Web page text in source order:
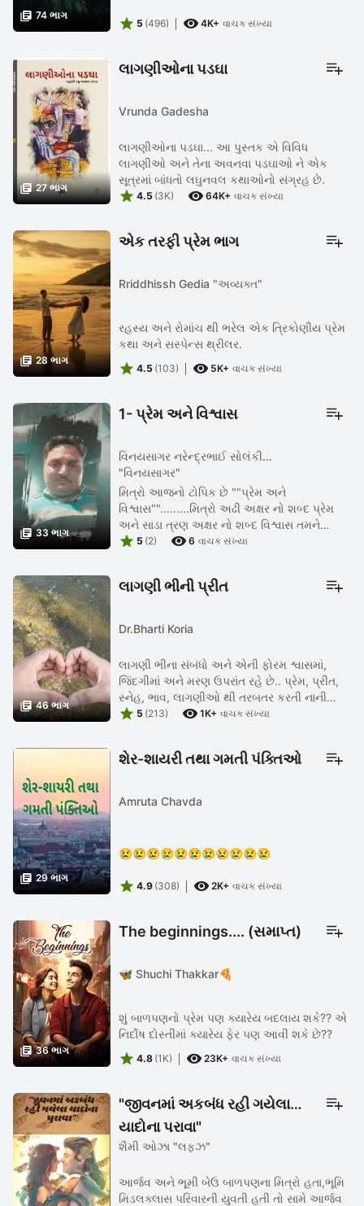
 74 ભાગ
 5 (496)  4K+ વાચક સંખ્યા
 27 ભાગ
લાગણીઓના પડઘા
Vrunda Gadesha
લાગણીઓના પડઘા... આ પુસ્તક એ વિવિધ
લાગણીઓ અને તેના અવનવા પડઘાઓ ને એક
સૂત્રમાં બાંધતો લઘુનવલ કથાઓનો સંગ્રહ છે.
 4.5 (3K)  64K+ વાચક સંખ્યા
 28 ભાગ
એક તરફી પ્રેમ ભાગ
Rriddhissh Gedia "અવ્યક્ત"
રહસ્ય અને રોમાંચ થી ભરેલ એક ત્રિકોણીય પ્રેમ
કથા અને સસ્પેન્સ થ્રીલર.
 4.5 (103)  5K+ વાચક સંખ્યા
 33 ભાગ
1- પ્રેમ અને વિશ્વાસ
વિનયસાગર નરેન્દ્રભાઈ સોલંકી
"વિનયસાગર"
મિત્રો આજનો ટોપિક છે ""પ્રેમ અને
વિશ્વાસ"".........મિત્રો અઢી અક્ષર નો શબ્દ પ્રેમ
અને સાડા ત્રણ અક્ષર નો શબ્દ વિશ્વાસ તમને
સફળતા ના શિખરો સર કરાવે છે........ પણ આં બે
 5 (2)  6 વાચક સંખ્યા
 46 ભાગ
લાગણી ભીની પ્રીત
Dr.Bharti Koria
લાગણી ભીના સંબંધો અને એની ફોરમ શ્વાસમાં,
જિંદગીમાં અને મરણ ઉપરાંત રહે છે.. પ્રેમ, પ્રીત,
સ્નેહ, ભાવ, લાગણીઓ થી તરબતર કરતી નાની
નાની વાર્તાઓ...
 5 (213)  1K+ વાચક સંખ્યા
 29 ભાગ
શેર-શાયરી તથા ગમતી પંક્તિઓ
Amruta Chavda
😢😢😢😢😢😢😢😢😢😢😢
 4.9 (308)  2K+ વાચક સંખ્યા
 36 ભાગ
The beginnings.... (સમાપ્ત)
🦋 Shuchi Thakkar🍕
શું બાળપણનો પ્રેમ પણ ક્યારેય બદલાય શકે?? એ
નિર્દોષ દોસ્તીમાં ક્યારેય ફેર પણ આવી શકે છે??
 4.8 (1K)  23K+ વાચક સંખ્યા
"જીવનમાં અકબંધ રહી ગયેલા
યાદોના પુરાવા"
શૈમી ઓઝા "લફઝ"
આર્જવ અને ભૂમી બેઉ બાળપણના મિત્રો હતા,ભૂમિ
મિડલક્લાસ પરિવારની યુવતી હતી તો સામે આર્જવ